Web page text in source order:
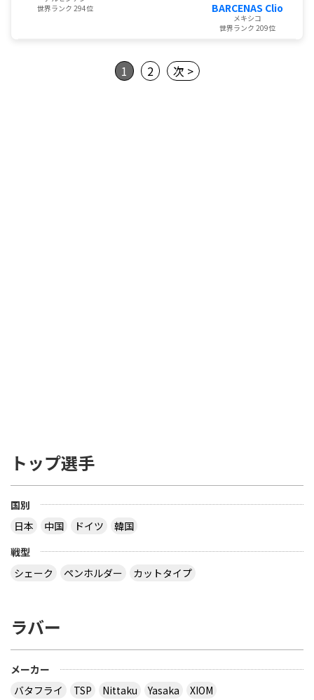
世界ランク 294位
BARCENAS Clio
メキシコ
世界ランク 209位
1 2 次 >
トップ選手
国別
日本
中国 ドイツ
韓国
戦型
シェーク
ペンホルダー カットタイプ
ラバー
メーカー
バタフライ
TSP Nittaku Yasaka
XIOM